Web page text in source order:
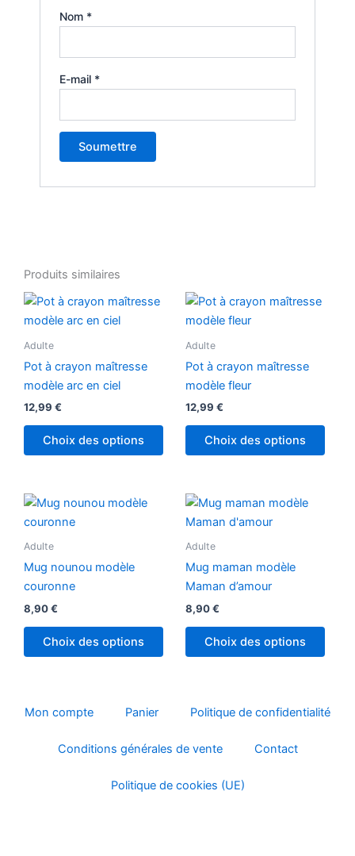
Nom *
E-mail *
Produits similaires
Adulte
Pot à crayon maîtresse
modèle arc en ciel
12,99 €
Choix des options
Adulte
Pot à crayon maîtresse
modèle fleur
12,99 €
Choix des options
Adulte
Mug nounou modèle
couronne
8,90€
Choix des options
Adulte
Mug maman modèle
Maman d’amour
8,90€
Choix des options
Mon compte Panier Politique de confidentialité
Conditions générales de vente Contact
Politique de cookies (UE)